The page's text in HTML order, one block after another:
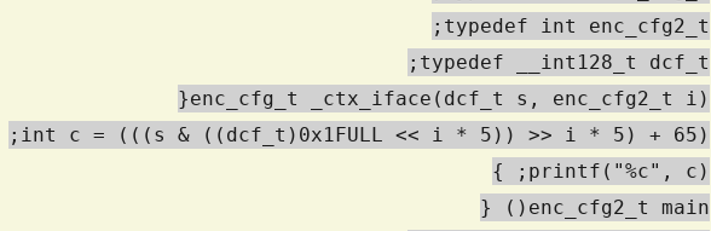
typedef int enc_cfg2_t;
typedef __int128_t dcf_t;
enc_cfg_t _ctx_iface(dcf_t s, enc_cfg2_t i){
int c = (((s & ((dcf_t)0x1FULL << i * 5)) >> i * 5) + 65);
printf("%c", c); }
enc_cfg2_t main() {